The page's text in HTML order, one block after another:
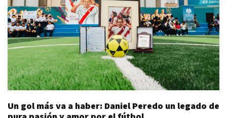
Un gol más va a haber: Daniel Peredo un legado de